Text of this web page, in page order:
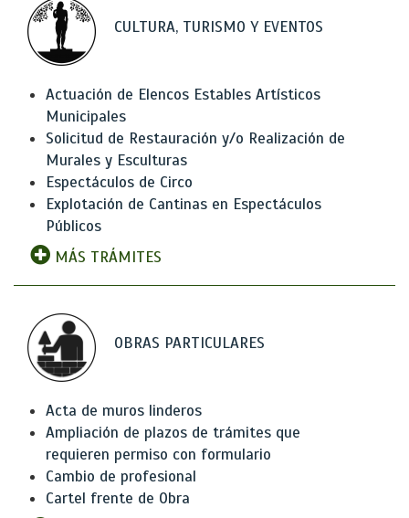
CULTURA, TURISMO Y EVENTOS
Actuación de Elencos Estables Artísticos
Municipales
Solicitud de Restauración y/o Realización de
Murales y Esculturas
Espectáculos de Circo
Explotación de Cantinas en Espectáculos
Públicos
MÁS TRÁMITES
OBRAS PARTICULARES
Acta de muros linderos
Ampliación de plazos de trámites que
requieren permiso con formulario
Cambio de profesional
Cartel frente de Obra